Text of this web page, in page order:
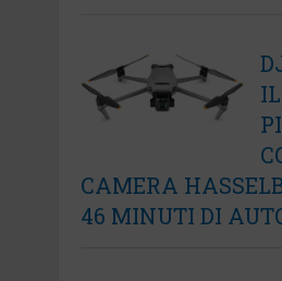
CAMERA
46 MINUTI DI